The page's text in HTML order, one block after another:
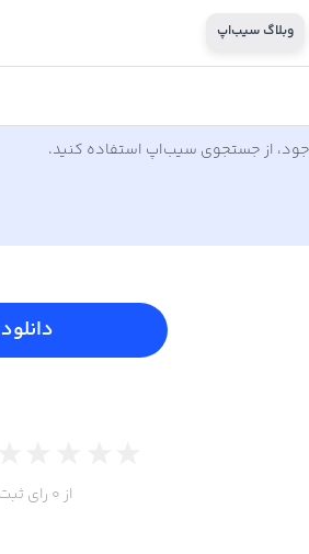
وبلاگ سیب‌اپ
از جستجوی سیب‌اپ استفاده کنید.
دانلود
از 0 رای ثبت شده